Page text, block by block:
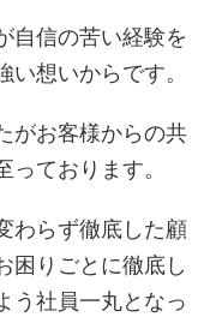
自信の苦い経験を
想いからです。
がお客様からの共
ております。
わらず徹底した顧
困りごとに徹底し
う社員一丸となっ